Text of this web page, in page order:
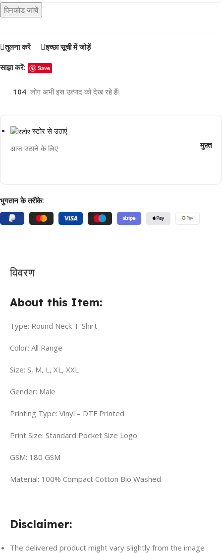
पिनकोड जांचें
तुलना करें इच्छा सूची में जोड़ें
साझा करें: Save
104 लोग अभी इस उत्पाद को देख रहे हैं!
स्टोर से उठाएं
आज उठाने के लिए मुफ़्त
भुगतान के तरीके:
विवरण
About this Item:
Type: Round Neck T-Shirt
Color: All Range
Size: S, M, L, XL, XXL
Gender: Male
Printing Type: Vinyl – DTF Printed
Print Size: Standard Pocket Size Logo
GSM: 180 GSM
Material: 100% Compact Cotton Bio Washed
Disclaimer:
The delivered product might vary slightly from the image